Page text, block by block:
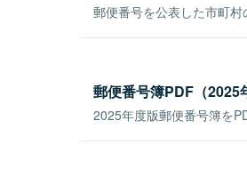
郵便番号を公表した市町村
郵便番号簿PDF（2025
2025年度版郵便番号簿を